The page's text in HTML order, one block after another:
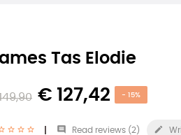
Tas Elodie
€ 127,42 - 15%
 Read reviews (2 ) 